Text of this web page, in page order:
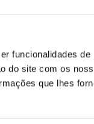
funcionalidades
do site com os
que lhes